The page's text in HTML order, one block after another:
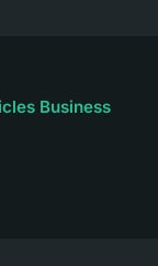
Business